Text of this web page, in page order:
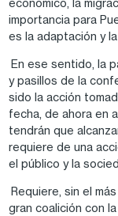
económico, la
importancia para
es la adaptación y
En ese sentido, la
y pasillos de la
sido la acción
fecha, de ahora en
tendrán que
requiere de una
el público y la
Requiere, sin el
gran coalición con